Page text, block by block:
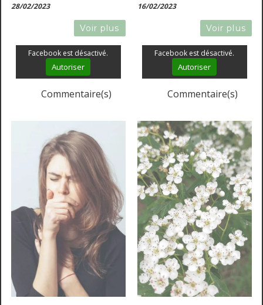
l'immunité, les bourgeons
peuvent vous soulager et adoucir
28/02/2023
Voir plus
Facebook est désactivé.
Autoriser
Commentaire(s)
16/02/2023
Voir plus
Facebook est désactivé.
Autoriser
Commentaire(s)